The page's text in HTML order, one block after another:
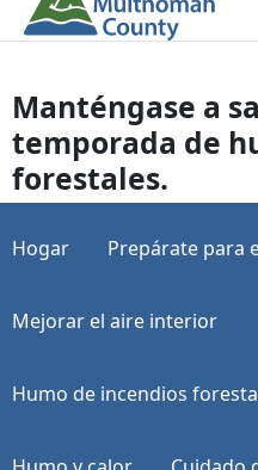
Manténgase a
temporada de
forestales.
Hogar Prepárate para
Mejorar el aire interior
Humo de incendios